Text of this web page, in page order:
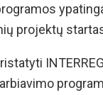
projektų